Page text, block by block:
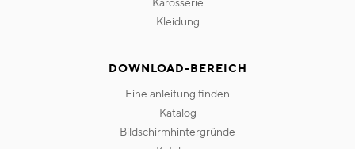
karosserie
kleidung
DOWNLOAD-BEREICH
eine anleitung finden
katalog
bildschirmhintergründe